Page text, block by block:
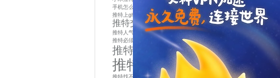
手机怎么注册推特账号
推特devil
推特上ghs的女博主
推特交友软件app下载
推特人气萌货小蔡头喵喵喵 推特实名制
推特必须用外网吗
推特怎么取消关联手机号
推特怎么看敏感内容苹果
推特找不到账号 推特注册必须要手机号